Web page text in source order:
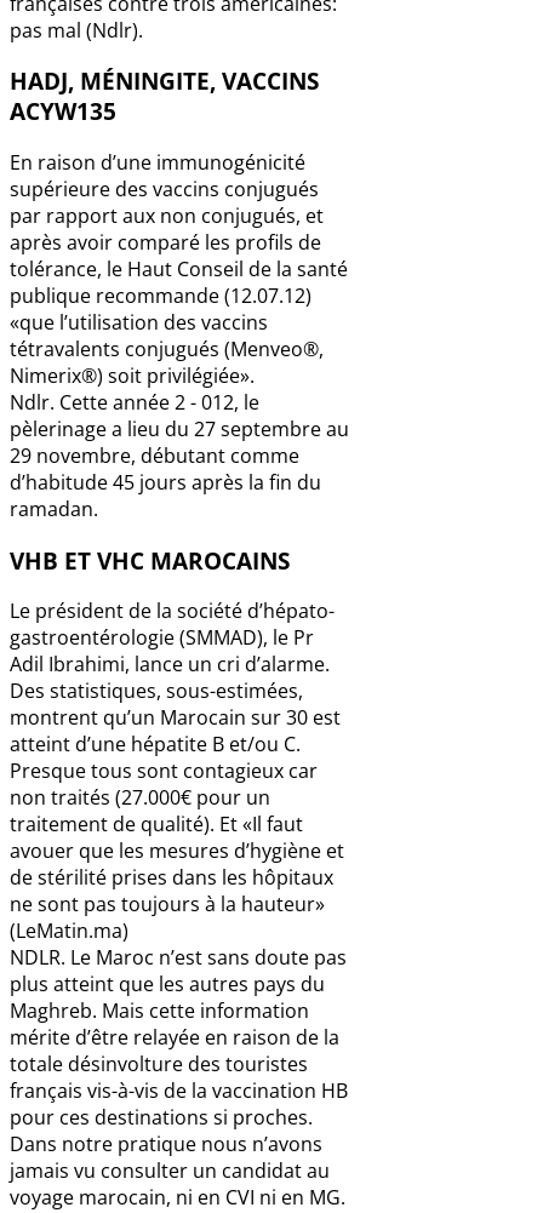
pas mal (Ndlr).
HADJ, MÉNINGITE, VACCINS
ACYW135
En raison d’une immunogénicité
supérieure des vaccins conjugués
par rapport aux non conjugués, et
après avoir comparé les profils de
tolérance, le Haut Conseil de la santé
publique recommande (12.07.12)
«que l’utilisation des vaccins
tétravalents conjugués (Menveo®,
Nimerix®) soit privilégiée».
Ndlr. Cette année 2 - 012, le
pèlerinage a lieu du 27 septembre au
29 novembre, débutant comme
d’habitude 45 jours après la fin du
ramadan.
VHB ET VHC MAROCAINS
Le président de la société d’hépato-
gastroentérologie (SMMAD), le Pr
Adil Ibrahimi, lance un cri d’alarme.
Des statistiques, sous-estimées,
montrent qu’un Marocain sur 30 est
atteint d’une hépatite B et/ou C.
Presque tous sont contagieux car
non traités (27.000€ pour un
traitement de qualité). Et «Il faut
avouer que les mesures d’hygiène et
de stérilité prises dans les hôpitaux
ne sont pas toujours à la hauteur»
(LeMatin.ma)
NDLR. Le Maroc n’est sans doute pas
plus atteint que les autres pays du
Maghreb. Mais cette information
mérite d’être relayée en raison de la
totale désinvolture des touristes
français vis-à-vis de la vaccination HB
pour ces destinations si proches.
Dans notre pratique nous n’avons
jamais vu consulter un candidat au
voyage marocain, ni en CVI ni en MG.